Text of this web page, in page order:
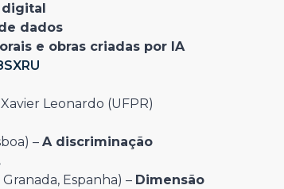
dados
e obras criadas por IA
Leonardo (UFPR)
– A discriminação
Espanha) – Dimensão